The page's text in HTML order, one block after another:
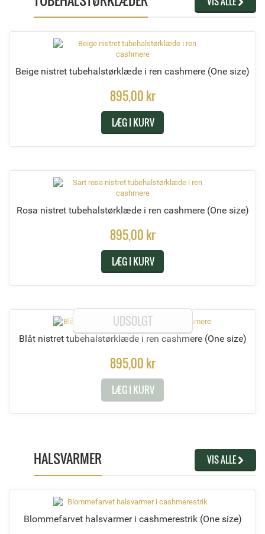
Beige nistret tubehalstørklæde i ren cashmere (One size)
895,00 kr
LÆG I KURV
Rosa nistret tubehalstørklæde i ren cashmere (One size)
895,00 kr
LÆG I KURV
UDSOLGT
Blåt nistret tubehalstørklæde i ren cashmere (One size)
895,00 kr
LÆG I KURV
HALSVARMER VIS ALLE
Blommefarvet halsvarmer i cashmerestrik (One size)